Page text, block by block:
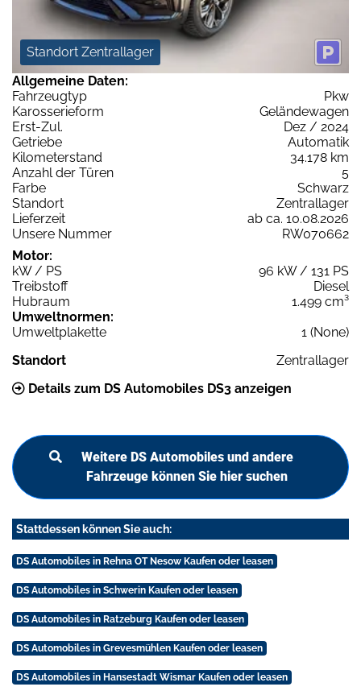
Standort Zentrallager
Allgemeine Daten:
Fahrzeugtyp
Pkw
Karosserieform
Geländewagen
Erst-Zul.
Dez / 2024
Getriebe
Automatik
Kilometerstand
34.178 km
Anzahl der Türen
5
Farbe
Schwarz
Standort
Zentrallager
Lieferzeit
ab ca. 10.08.2026
Unsere Nummer
RW070662
Motor:
kW / PS
96 kW / 131 PS
Treibstoff
Diesel
Hubraum
1.499 cm³
Umweltnormen:
Umweltplakette
1 (None)
Standort
Zentrallager
Details zum DS Automobiles DS3 anzeigen
Weitere DS Automobiles und andere
Fahrzeuge können Sie hier suchen
Stattdessen können Sie auch:
DS Automobiles in Rehna OT Nesow Kaufen oder leasen
DS Automobiles in Schwerin Kaufen oder leasen
DS Automobiles in Ratzeburg Kaufen oder leasen
DS Automobiles in Grevesmühlen Kaufen oder leasen
DS Automobiles in Hansestadt Wismar Kaufen oder leasen